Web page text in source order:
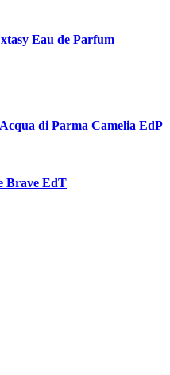
Eau de Parfum
Acqua di Parma Camelia EdP
Brave EdT